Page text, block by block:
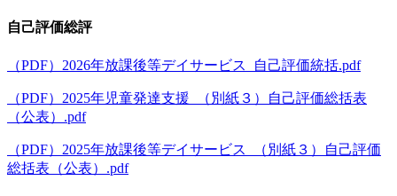
自己評価総評
（PDF）2026年放課後等デイサービス_自己評価統括.pdf
（PDF）2025年児童発達支援_（別紙３）自己評価総括表
（公表）.pdf
（PDF）2025年放課後等デイサービス_（別紙３）自己評価
総括表（公表）.pdf